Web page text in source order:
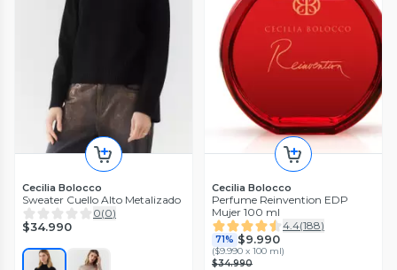
Cecilia Bolocco
Sweater Cuello Alto Metalizado
0(0)
$34.990
Cecilia Bolocco
Perfume Reinvention EDP
Mujer 100 ml
4.4(188)
71% $9.990
($9.990 x 100 ml)
$34.990